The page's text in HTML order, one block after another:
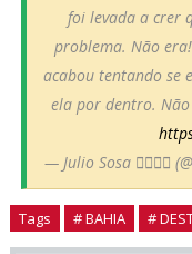
foi levada a crer
problema. Não
acabou tentando se
ela por dentro.
— Julio Sosa 🏳️‍🌈🏳️‍🌈
Tags # BAHIA #